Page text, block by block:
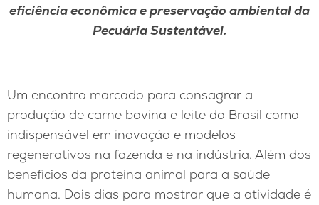
eficiência econômica e preservação ambiental da
Pecuária Sustentável.
Um encontro marcado para consagrar a
produção de carne bovina e leite do Brasil como
indispensável em inovação e modelos
regenerativos na fazenda e na indústria. Além dos
benefícios da proteína animal para a saúde
humana. Dois dias para mostrar que a atividade é